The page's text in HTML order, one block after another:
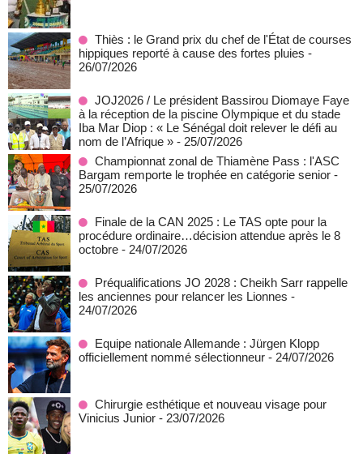
Thiès : le Grand prix du chef de l'État de courses
hippiques reporté à cause des fortes pluies -
26/07/2026
JOJ2026 / Le président Bassirou Diomaye Faye
à la réception de la piscine Olympique et du stade
Iba Mar Diop : « Le Sénégal doit relever le défi au
nom de l’Afrique » - 25/07/2026
Championnat zonal de Thiamène Pass : l'ASC
Bargam remporte le trophée en catégorie senior -
25/07/2026
Finale de la CAN 2025 : Le TAS opte pour la
procédure ordinaire…décision attendue après le 8
octobre - 24/07/2026
Préqualifications JO 2028 : Cheikh Sarr rappelle
les anciennes pour relancer les Lionnes -
24/07/2026
Equipe nationale Allemande : Jürgen Klopp
officiellement nommé sélectionneur - 24/07/2026
Chirurgie esthétique et nouveau visage pour
Vinicius Junior - 23/07/2026